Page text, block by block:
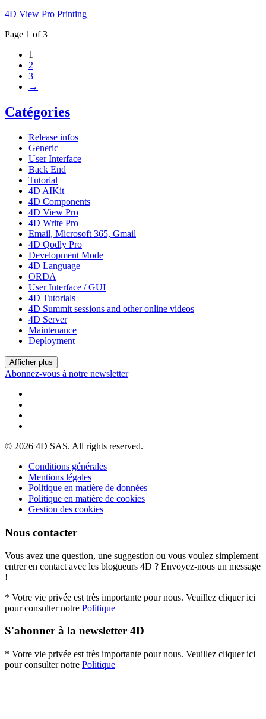
4D View Pro Printing
Page 1 of 3
1
2
3
→
Catégories
Release infos
Generic
User Interface
Back End
Tutorial
4D AIKit
4D Components
4D View Pro
4D Write Pro
Email, Microsoft 365, Gmail
4D Qodly Pro
Development Mode
4D Language
ORDA
User Interface / GUI
4D Tutorials
4D Summit sessions and other online videos
4D Server
Maintenance
Deployment
Afficher plus
Abonnez-vous à notre newsletter
© 2026 4D SAS. All rights reserved.
Conditions générales
Mentions légales
Politique en matière de données
Politique en matière de cookies
Gestion des cookies
Nous contacter
Vous avez une question, une suggestion ou vous voulez simplement
entrer en contact avec les blogueurs 4D ? Envoyez-nous un message
!
* Votre vie privée est très importante pour nous. Veuillez cliquer ici
pour consulter notre Politique
S'abonner à la newsletter 4D
* Votre vie privée est très importante pour nous. Veuillez cliquer ici
pour consulter notre Politique